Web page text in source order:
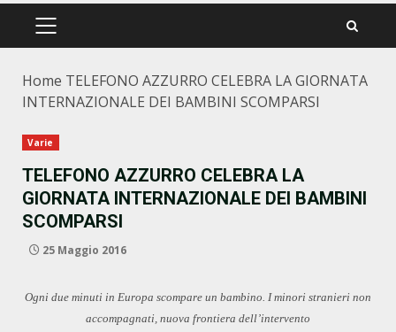
PRIMÄRES
Home TELEFONO AZZURRO CELEBRA LA GIORNATA
INTERNAZIONALE DEI BAMBINI SCOMPARSI
Varie
TELEFONO AZZURRO CELEBRA LA
GIORNATA INTERNAZIONALE DEI BAMBINI
SCOMPARSI
25 Maggio 2016
Ogni due minuti in Europa scompare un bambino. I minori stranieri non
accompagnati, nuova frontiera dell’intervento